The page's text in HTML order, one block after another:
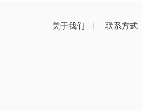
关于我们 联系方式